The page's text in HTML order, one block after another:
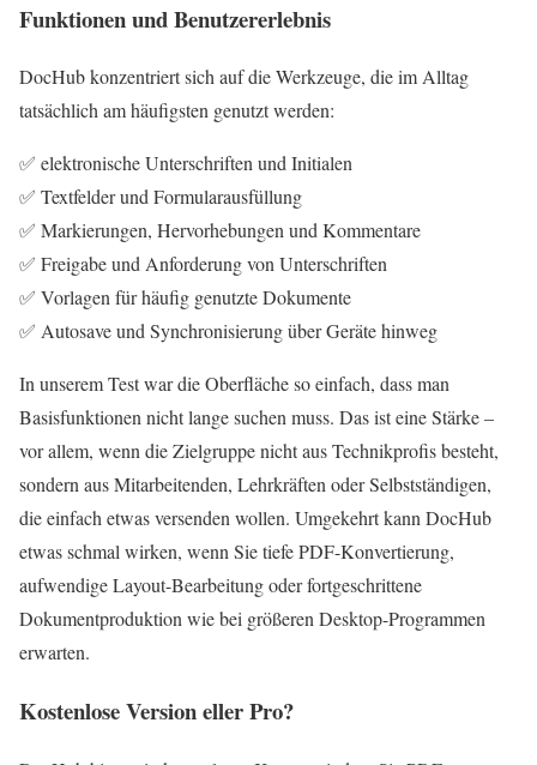
Funktionen und Benutzererlebnis
DocHub konzentriert sich auf die Werkzeuge, die im Alltag
tatsächlich am häufigsten genutzt werden:
✅ elektronische Unterschriften und Initialen
✅ Textfelder und Formularausfüllung
✅ Markierungen, Hervorhebungen und Kommentare
✅ Freigabe und Anforderung von Unterschriften
✅ Vorlagen für häufig genutzte Dokumente
✅ Autosave und Synchronisierung über Geräte hinweg
In unserem Test war die Oberfläche so einfach, dass man
Basisfunktionen nicht lange suchen muss. Das ist eine Stärke –
vor allem, wenn die Zielgruppe nicht aus Technikprofis besteht,
sondern aus Mitarbeitenden, Lehrkräften oder Selbstständigen,
die einfach etwas versenden wollen. Umgekehrt kann DocHub
etwas schmal wirken, wenn Sie tiefe PDF-Konvertierung,
aufwendige Layout-Bearbeitung oder fortgeschrittene
Dokumentproduktion wie bei größeren Desktop-Programmen
erwarten.
Kostenlose Version eller Pro?